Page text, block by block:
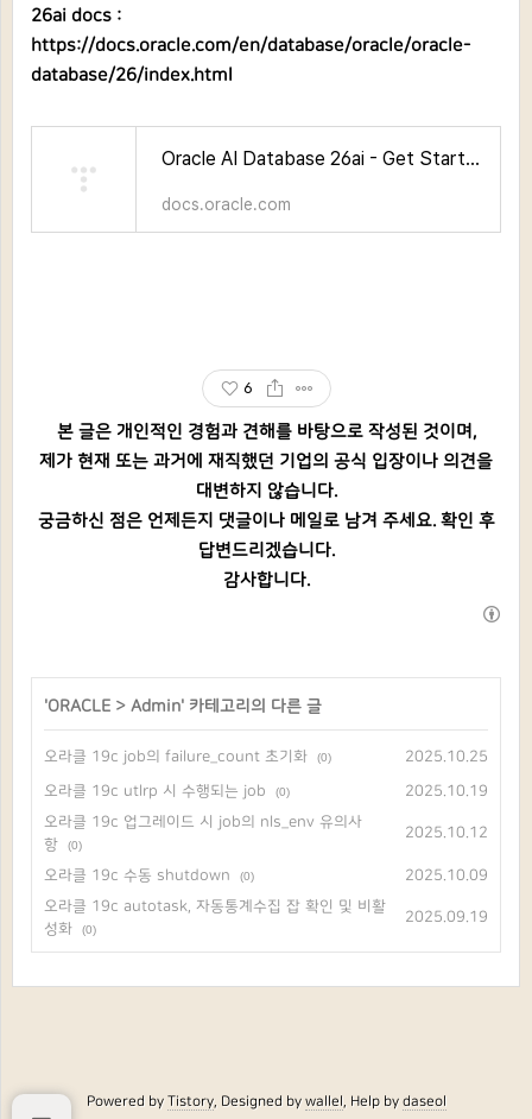
26ai docs :
https://docs.oracle.com/en/database/oracle/oracle-
database/26/index.html
Oracle AI Database 26ai - Get Started
docs.oracle.com
6
본 글은 개인적인 경험과 견해를 바탕으로 작성된 것이며,
제가 현재 또는 과거에 재직했던 기업의 공식 입장이나 의견을
대변하지 않습니다.
궁금하신 점은 언제든지 댓글이나 메일로 남겨 주세요. 확인 후
답변드리겠습니다.
감사합니다.
'ORACLE > Admin' 카테고리의 다른 글
오라클 19c job의 failure_count 초기화 (0) 2025.10.25
오라클 19c utlrp 시 수행되는 job (0)
2025.10.19
오라클 19c 업그레이드 시 job의 nls_env 유의사
항
(0)
2025.10.12
오라클 19c 수동 shutdown (0)
2025.10.09
오라클 19c autotask, 자동통계수집 잡 확인 및 비활
성화
(0)
2025.09.19
Powered byTistory, Designed bywallel, Help bydaseol